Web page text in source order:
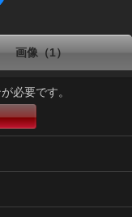
画像（1）
必要です。